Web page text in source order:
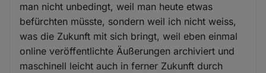
man nicht unbedingt, weil man heute etwas
befürchten müsste, sondern weil ich nicht weiss,
was die Zukunft mit sich bringt, weil eben einmal
online veröffentlichte Äußerungen archiviert und
maschinell leicht auch in ferner Zukunft durch